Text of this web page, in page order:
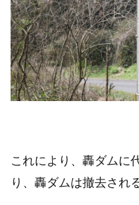
これにより、轟ダムに
り、轟ダムは撤去され